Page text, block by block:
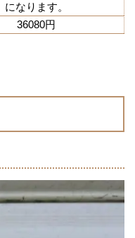
になります。
36080円